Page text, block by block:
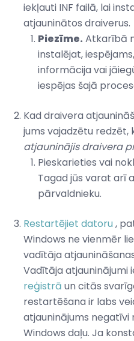
iekļauti INF failā, lai
atjauninātos draiverus.
Piezīme. Atkarībā
instalējat,
informācija vai
iespējas šajā
Kad draivera
jums vajadzētu redzēt,
atjauninājis draivera
Pieskarieties vai
Tagad jūs varat arī
pārvaldnieku.
Restartējiet datoru,
Windows ne vienmēr
vadītāja
Vadītāja atjauninājumi
reģistrā un citās
restartēšana ir labs
atjauninājums
Windows daļu. Ja